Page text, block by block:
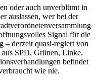
oder auch unverblümt in
auslassen, wer bei der
Signal für die
– derzeit quasi-regiert von
aus SPD, Grünen, Linke,
befindet
wie nie.